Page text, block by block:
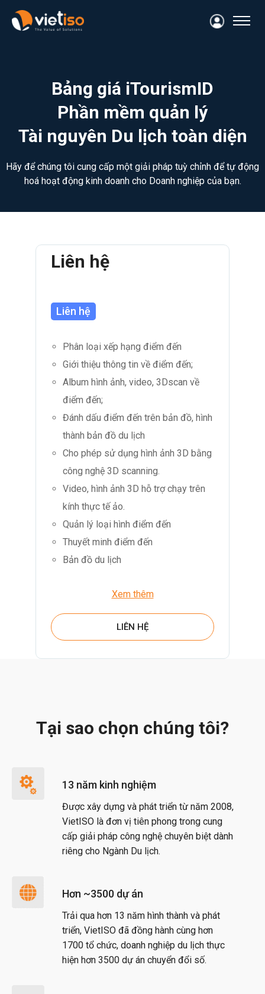
Bảng giá iTourismID
Phần mềm quản lý
Tài nguyên Du lịch toàn diện
Hãy để chúng tôi cung cấp một giải pháp tuỳ chỉnh để tự động
hoá hoạt động kinh doanh cho Doanh nghiệp của bạn.
Liên hệ
Liên hệ
Phân loại xếp hạng điểm đến
Giới thiệu thông tin về điểm đến;
Album hình ảnh, video, 3Dscan về
điểm đến;
Đánh dấu điểm đến trên bản đồ, hình
thành bản đồ du lịch
Cho phép sử dụng hình ảnh 3D bằng
công nghệ 3D scanning.
Video, hình ảnh 3D hỗ trợ chạy trên
kính thực tế ảo.
Quản lý loại hình điểm đến
Thuyết minh điểm đến
Bản đồ du lịch
Xem thêm
LIÊN HỆ
Tại sao chọn chúng tôi?
13 năm kinh nghiệm
Được xây dựng và phát triển từ năm 2008,
VietISO là đơn vị tiên phong trong cung
cấp giải pháp công nghệ chuyên biệt dành
riêng cho Ngành Du lịch.
Hơn ~3500 dự án
Trải qua hơn 13 năm hình thành và phát
triển, VietISO đã đồng hành cùng hơn
1700 tổ chức, doanh nghiệp du lịch thực
hiện hơn 3500 dự án chuyển đổi số.